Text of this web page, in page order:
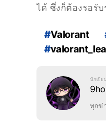
ได้ ซึ่งก็ต้องรอรั
#Valorant
#
#
#
นักเขีย
ทุกข่